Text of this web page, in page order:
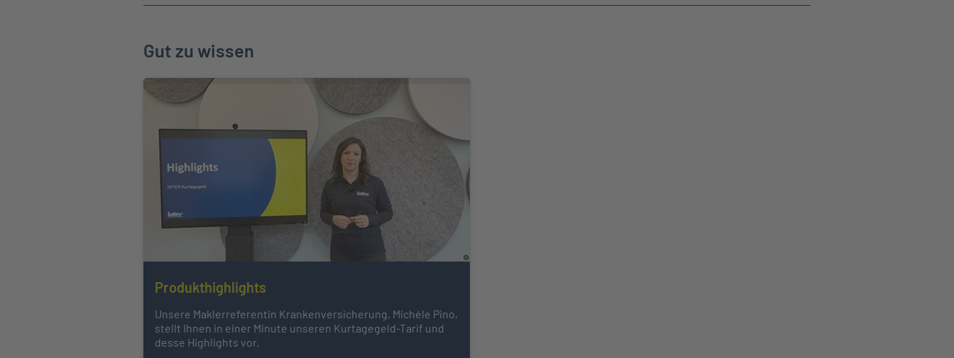
Gut zu wissen
Produkthighlights
Unsere Maklerreferentin Krankenversicherung, Michéle Pino,
stellt Ihnen in einer Minute unseren Kurtagegeld-Tarif und
desse Highlights vor.